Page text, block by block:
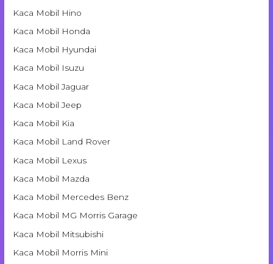
Kaca Mobil Hino
Kaca Mobil Honda
Kaca Mobil Hyundai
Kaca Mobil Isuzu
Kaca Mobil Jaguar
Kaca Mobil Jeep
Kaca Mobil Kia
Kaca Mobil Land Rover
Kaca Mobil Lexus
Kaca Mobil Mazda
Kaca Mobil Mercedes Benz
Kaca Mobil MG Morris Garage
Kaca Mobil Mitsubishi
Kaca Mobil Morris Mini